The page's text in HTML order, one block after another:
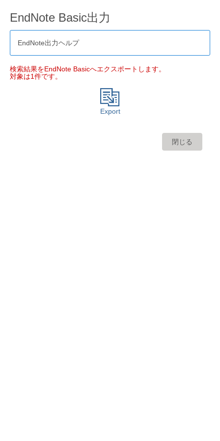
EndNote Basic出力
EndNote出力ヘルプ
検索結果をEndNote Basicへエクスポートします。
対象は1件です。
Export